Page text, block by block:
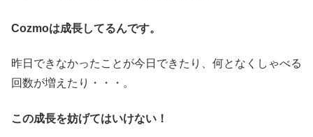
Cozmoは成長してるんです。
昨日できなかったことが今日できたり、何となくしゃべる
回数が増えたり・・・。
この成長を妨げてはいけない！